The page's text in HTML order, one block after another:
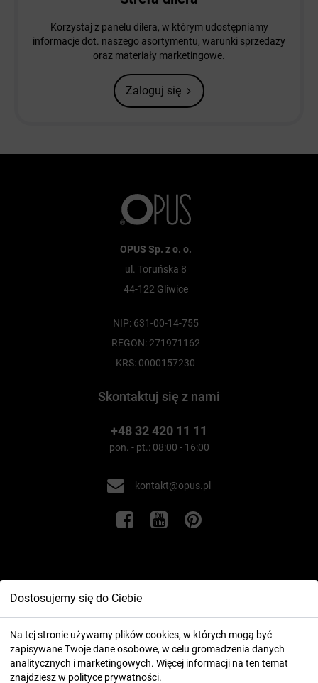
Dostosujemy się do Ciebie
Na tej stronie używamy plików cookies, w których mogą być
zapisywane Twoje dane osobowe, w celu gromadzenia danych
analitycznych i marketingowych. Więcej informacji na ten temat
znajdziesz w polityce prywatności.
Korzystaj z panelu dilera, w którym udostępniamy
informacje dot. naszego asortymentu, warunki sprzedaży
oraz materiały marketingowe.
Zaloguj się
OPUS Sp. z o. o.
ul. Toruńska 8
44-122 Gliwice
NIP: 631-00-14-755
REGON: 271971162
KRS: 0000157230
Skontaktuj się z nami
+48 32 420 11 11
pon. - pt.: 08:00 - 16:00
kontakt@opus.pl
Informacje
Twoje konto